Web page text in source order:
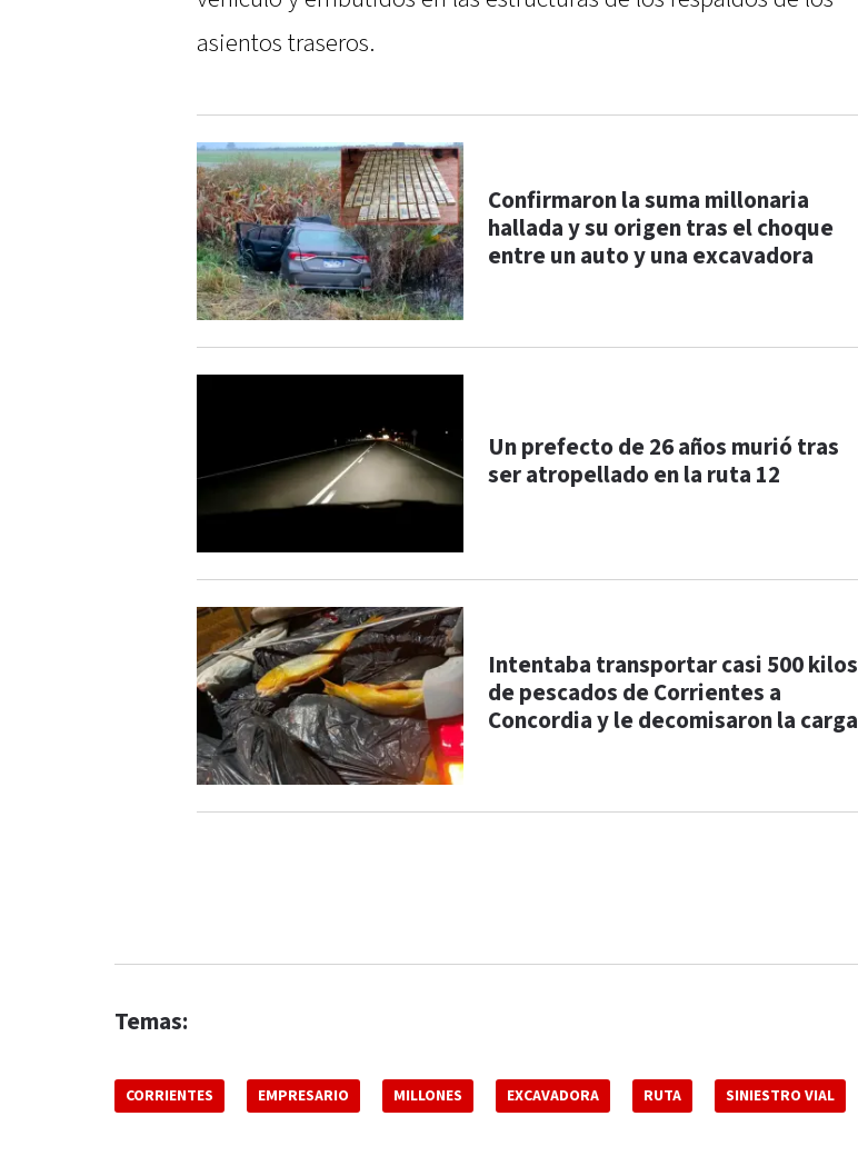
asientos traseros.
Confirmaron la suma millonaria
hallada y su origen tras el choque
entre un auto y una excavadora
Un prefecto de 26 años murió tras
ser atropellado en la ruta 12
Intentaba transportar casi 500 kilos
de pescados de Corrientes a
Concordia y le decomisaron la carga
Temas:
CORRIENTES EMPRESARIO MILLONES EXCAVADORA RUTA SINIESTRO VIAL